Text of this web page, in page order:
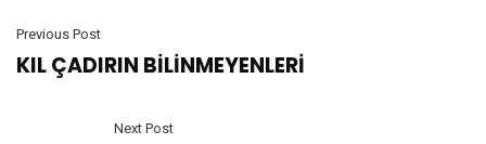
Previous Post
KIL ÇADIRIN BİLİNMEYENLERİ
Next Post